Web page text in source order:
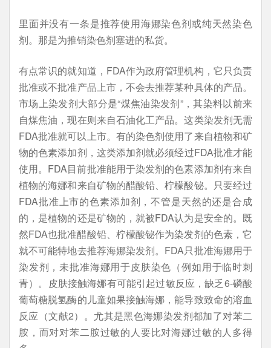
里面并没有一条是推荐使用海娜染色剂或纯天然染色
剂。那是为推销染色剂塞进的私货。
有点常识的就知道，FDA作为政府管理机构，它只负责
批准或不批准产品上市，不会去推荐某种具体的产品。
市场上染发剂大部分是“煤焦油染发剂”，其染料以前来
自煤焦油，现在则来自石油化工产品。这类染发剂无需
FDA批准就可以上市。有的染色剂使用了来自植物和矿
物的色素添加剂，这类添加剂就必须经过FDA批准才能
使用。FDA目前批准能用于染发剂的色素添加剂有来自
植物的海娜和来自矿物的醋酸铅、柠檬酸铋。只要经过
FDA批准上市的色素添加剂，不管是天然的还是合成
的，是植物的还是矿物的，就被FDA认为是安全的。既
然FDA也批准醋酸铅、柠檬酸铋作为染发剂的色素，它
就不可能特地去推荐海娜染发剂。FDA只批准海娜用于
染发剂，未批准海娜用于皮肤染色（例如用于临时刺
青）。皮肤接触海娜有可能引起过敏反应，缺乏6-磷酸
葡萄糖脱氢酶的儿童如果接触海娜，能导致致命的溶血
反应（文献2）。尤其是黑色海娜染发剂都加了对苯二
胺，而对对苯二胺过敏的人要比对海娜过敏的人多得